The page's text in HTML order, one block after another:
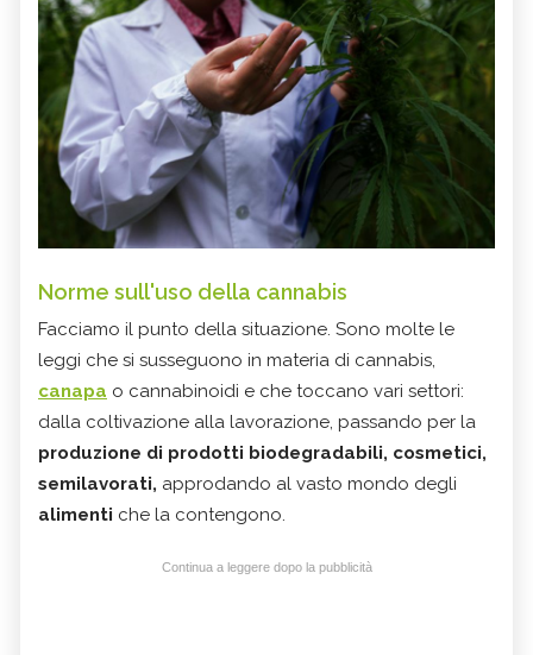
Norme sull'uso della cannabis
Facciamo il punto della situazione. Sono molte le
leggi che si susseguono in materia di cannabis,
canapa o cannabinoidi e che toccano vari settori:
dalla coltivazione alla lavorazione, passando per la
produzione di prodotti biodegradabili, cosmetici,
semilavorati, approdando al vasto mondo degli
alimenti che la contengono.
Continua a leggere dopo la pubblicità